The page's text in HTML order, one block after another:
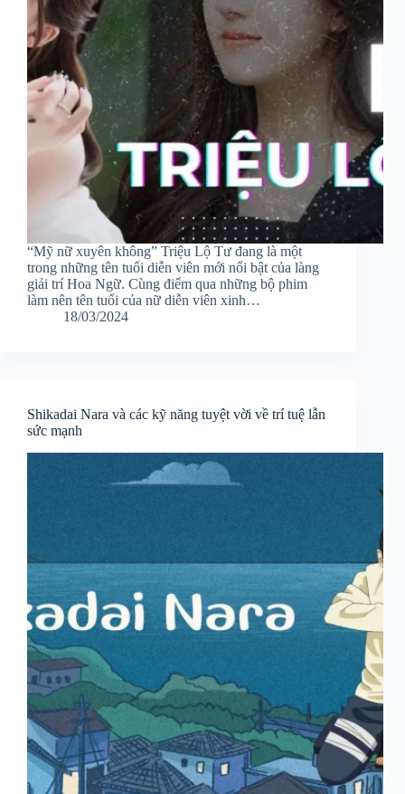
“Mỹ nữ xuyên không” Triệu Lộ Tư đang là một
trong những tên tuổi diễn viên mới nổi bật của làng
giải trí Hoa Ngữ. Cùng điểm qua những bộ phim
làm nên tên tuổi của nữ diễn viên xinh…
18/03/2024
Shikadai Nara và các kỹ năng tuyệt vời về trí tuệ lẫn
sức mạnh